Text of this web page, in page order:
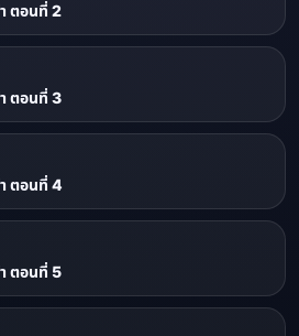
ตอนที่ 2
ตอนที่ 3
ตอนที่ 4
ตอนที่ 5